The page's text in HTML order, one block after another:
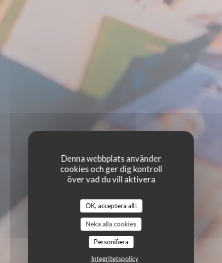
Denna webbplats använder
cookies och ger dig kontroll
över vad du vill aktivera
OK, acceptera allt
Neka alla cookies
Personifiera
Integritetspolicy